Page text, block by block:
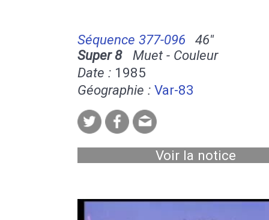
Séquence 377-096
46''
Super 8Muet - Couleur
Date : 1985
Géographie : Var-83
Voir la notice